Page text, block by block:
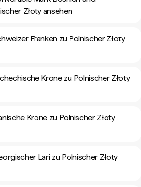
Złoty ansehen
Franken zu Polnischer Złoty
Krone zu Polnischer Złoty
Krone zu Polnischer Złoty
Lari zu Polnischer Złoty